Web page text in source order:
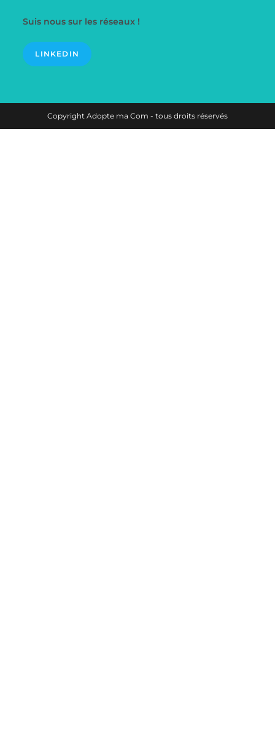
Suis nous sur les réseaux !
LINKEDIN
Copyright Adopte ma Com - tous droits réservés